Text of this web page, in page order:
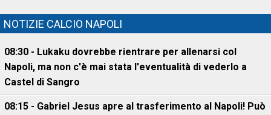
NOTIZIE CALCIO NAPOLI
08:30 - Lukaku dovrebbe rientrare per allenarsi col
Napoli, ma non c'è mai stata l'eventualità di vederlo a
Castel di Sangro
08:15 - Gabriel Jesus apre al trasferimento al Napoli! Può